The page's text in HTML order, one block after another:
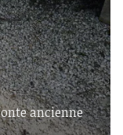
ancienne